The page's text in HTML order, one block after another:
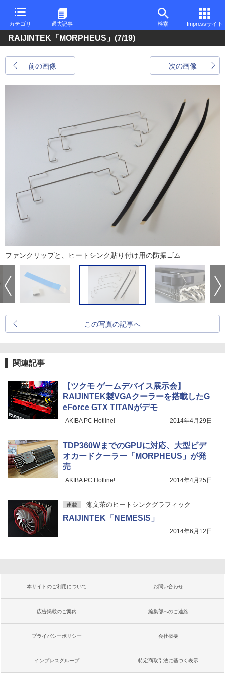
カテゴリ 過去記事 検索 Impressサイト
RAIJINTEK「MORPHEUS」 (7/19)
前の画像 次の画像
ファンクリップと、ヒートシンク貼り付け用の防振ゴム
この写真の記事へ
関連記事
【ツクモ ゲームデバイス展示会】
RAIJINTEK製VGAクーラーを搭載したG
eForce GTX TITANがデモ
AKIBA PC Hotline! 2014年4月29日
TDP360WまでのGPUに対応、大型ビデ
オカードクーラー「MORPHEUS」が発
売
AKIBA PC Hotline! 2014年4月25日
連載 瀬文茶のヒートシンクグラフィック
RAIJINTEK「NEMESIS」
2014年6月12日
本サイトのご利用について お問い合わせ
広告掲載のご案内 編集部へのご連絡
プライバシーポリシー 会社概要
インプレスグループ 特定商取引法に基づく表示